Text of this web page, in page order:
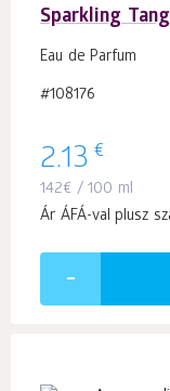
Sparkling
Eau de Parfum
#108176
2.13 €
142€ / 100 ml
Ár ÁFÁ-val plusz